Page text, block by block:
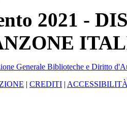
2021 -
Generale Biblioteche e Diritto
| CREDITI |